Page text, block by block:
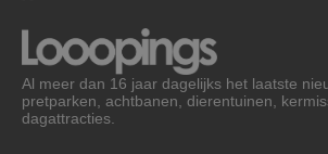
Al meer dan 16 jaar dagelijks het laatste
pretparken, achtbanen, dierentuinen,
dagattracties.